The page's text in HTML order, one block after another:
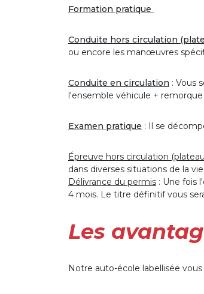
Formation pratique
Conduite hors circulation
ou encore les manœuvres
Conduite en circulation : Vous
l'ensemble véhicule +
Examen pratique : Il se
Épreuve hors circulation
dans diverses situations de la
Délivrance du permis : Une fois
4 mois. Le titre définitif vous
Les
Notre auto-école labellisée